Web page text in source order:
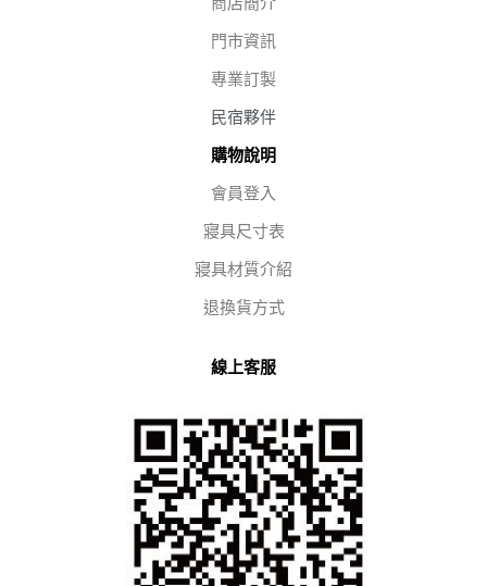
門市資訊
專業訂製
民宿夥伴
購物說明
會員登入
寢具尺寸表
寢具材質介紹
退換貨方式
線上客服